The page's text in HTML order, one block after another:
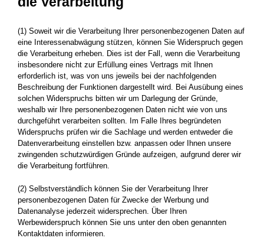
(1) Soweit wir die Verarbeitung Ihrer personenbezogenen Daten auf
eine Interessenabwägung stützen, können Sie Widerspruch gegen
die Verarbeitung erheben. Dies ist der Fall, wenn die Verarbeitung
insbesondere nicht zur Erfüllung eines Vertrags mit Ihnen
erforderlich ist, was von uns jeweils bei der nachfolgenden
Beschreibung der Funktionen dargestellt wird. Bei Ausübung eines
solchen Widerspruchs bitten wir um Darlegung der Gründe,
weshalb wir Ihre personenbezogenen Daten nicht wie von uns
durchgeführt verarbeiten sollten. Im Falle Ihres begründeten
Widerspruchs prüfen wir die Sachlage und werden entweder die
Datenverarbeitung einstellen bzw. anpassen oder Ihnen unsere
zwingenden schutzwürdigen Gründe aufzeigen, aufgrund derer wir
die Verarbeitung fortführen.
(2) Selbstverständlich können Sie der Verarbeitung Ihrer
personenbezogenen Daten für Zwecke der Werbung und
Datenanalyse jederzeit widersprechen. Über Ihren
Werbewiderspruch können Sie uns unter den oben genannten
Kontaktdaten informieren.